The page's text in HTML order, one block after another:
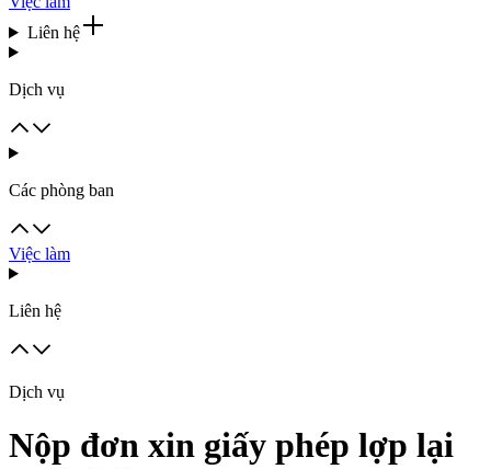
Liên hệ
Dịch vụ
Các phòng ban
Việc làm
Liên hệ
Dịch vụ
Nộp đơn xin giấy phép lợp lại